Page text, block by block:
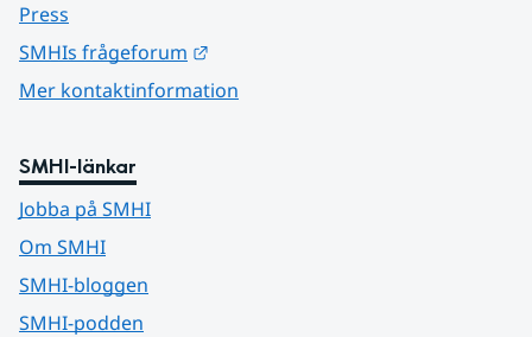
Press
SMHIs frågeforum
Mer kontaktinformation
SMHI-länkar
Jobba på SMHI
Om SMHI
SMHI-bloggen
SMHI-podden